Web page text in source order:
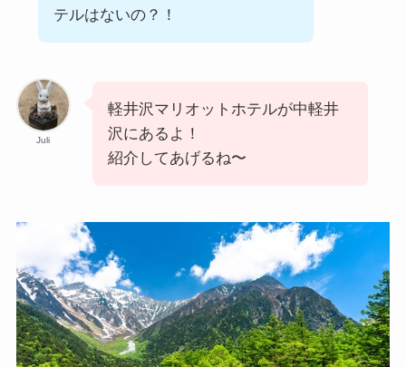
テルはないの？！
Juli
軽井沢マリオットホテルが中軽井
沢にあるよ！
紹介してあげるね〜